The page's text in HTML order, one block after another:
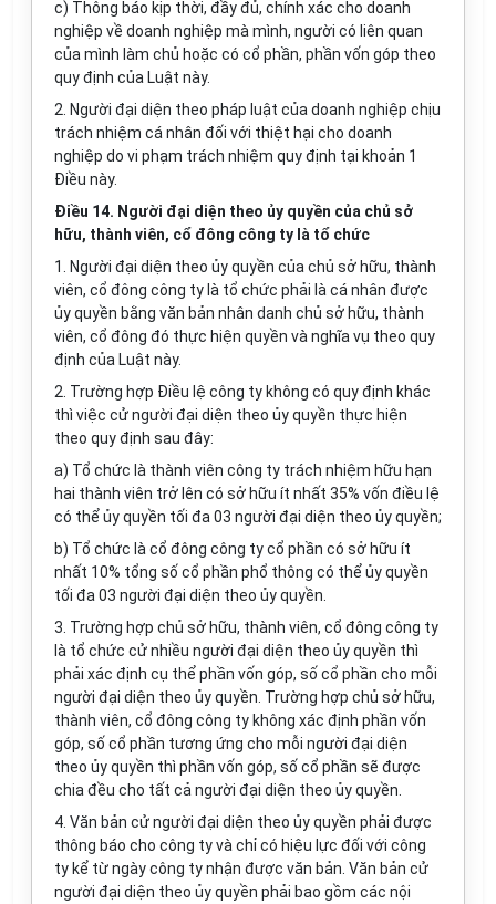
c) Thông báo kịp thời, đầy đủ, chính xác cho doanh
nghiệp về doanh nghiệp mà mình, người có liên quan
của mình làm chủ hoặc có cổ phần, phần vốn góp theo
quy định của Luật này.
2. Người đại diện theo pháp luật của doanh nghiệp chịu
trách nhiệm cá nhân đối với thiệt hại cho doanh
nghiệp do vi phạm trách nhiệm quy định tại khoản 1
Điều này.
Điều 14. Người đại diện theo ủy quyền của chủ sở
hữu, thành viên, cổ đông công ty là tổ chức
1. Người đại diện theo ủy quyền của chủ sở hữu, thành
viên, cổ đông công ty là tổ chức phải là cá nhân được
ủy quyền bằng văn bản nhân danh chủ sở hữu, thành
viên, cổ đông đó thực hiện quyền và nghĩa vụ theo quy
định của Luật này.
2. Trường hợp Điều lệ công ty không có quy định khác
thì việc cử người đại diện theo ủy quyền thực hiện
theo quy định sau đây:
a) Tổ chức là thành viên công ty trách nhiệm hữu hạn
hai thành viên trở lên có sở hữu ít nhất 35% vốn điều lệ
có thể ủy quyền tối đa 03 người đại diện theo ủy quyền;
b) Tổ chức là cổ đông công ty cổ phần có sở hữu ít
nhất 10% tổng số cổ phần phổ thông có thể ủy quyền
tối đa 03 người đại diện theo ủy quyền.
3. Trường hợp chủ sở hữu, thành viên, cổ đông công ty
là tổ chức cử nhiều người đại diện theo ủy quyền thì
phải xác định cụ thể phần vốn góp, số cổ phần cho mỗi
người đại diện theo ủy quyền. Trường hợp chủ sở hữu,
thành viên, cổ đông công ty không xác định phần vốn
góp, số cổ phần tương ứng cho mỗi người đại diện
theo ủy quyền thì phần vốn góp, số cổ phần sẽ được
chia đều cho tất cả người đại diện theo ủy quyền.
4. Văn bản cử người đại diện theo ủy quyền phải được
thông báo cho công ty và chỉ có hiệu lực đối với công
ty kể từ ngày công ty nhận được văn bản. Văn bản cử
người đại diện theo ủy quyền phải bao gồm các nội